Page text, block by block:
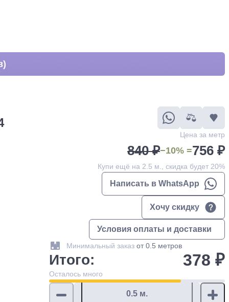
Цена за метр
840 ₽−10% =756 ₽
Купи ещё на 2.5 м., скидка будет 20%
Написать в WhatsApp
Хочу скидку
Условия оплаты и доставки
Минимальный заказот 0.5 метров
Итого: 378 ₽
Осталось много